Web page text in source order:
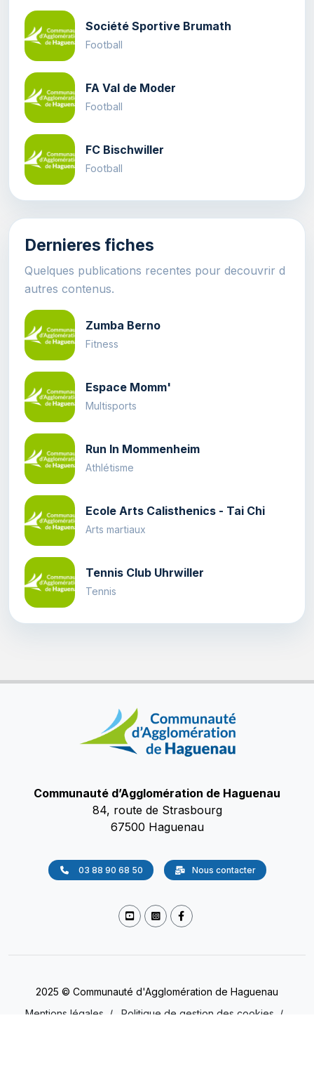
Société Sportive Brumath
Football
FA Val de Moder
Football
FC Bischwiller
Football
Dernieres fiches
Quelques publications recentes pour decouvrir d
autres contenus.
Zumba Berno
Fitness
Espace Momm'
Multisports
Run In Mommenheim
Athlétisme
Ecole Arts Calisthenics - Tai Chi
Arts martiaux
Tennis Club Uhrwiller
Tennis
Communauté d’Agglomération de Haguenau
84, route de Strasbourg
67500 Haguenau
03 88 90 68 50 Nous contacter
2025 © Communauté d'Agglomération de Haguenau
Mentions légales
/ Politique de gestion des cookies
/